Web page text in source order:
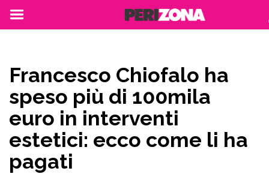
Francesco Chiofalo ha
speso più di 100mila
euro in interventi
estetici: ecco come li ha
pagati